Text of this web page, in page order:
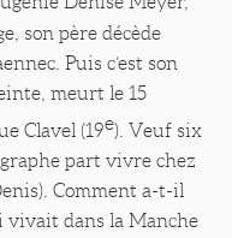
son père décède
Puis c’est son
meurt le 15
Clavel (19e). Veuf six
part vivre chez
Comment a-t-il
vivait dans la Manche